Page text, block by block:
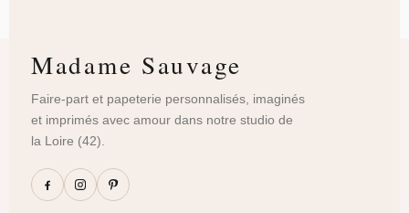
Madame Sauvage
Faire-part et papeterie personnalisés, imaginés
et imprimés avec amour dans notre studio de
la Loire (42).